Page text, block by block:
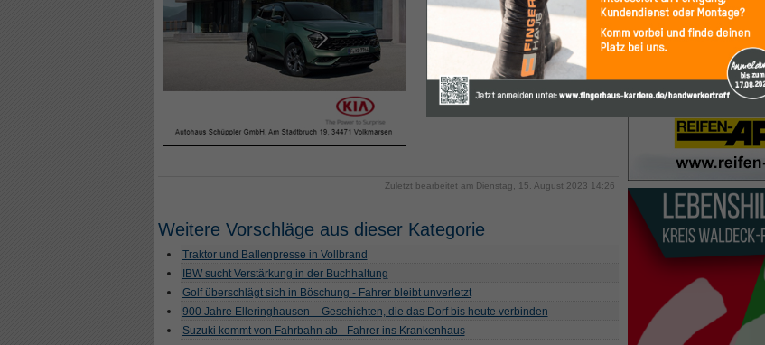
Zuletzt bearbeitet am Dienstag, 15. August 2023 14:26
Weitere Vorschläge aus dieser Kategorie
Traktor und Ballenpresse in Vollbrand
IBW sucht Verstärkung in der Buchhaltung
Golf überschlägt sich in Böschung - Fahrer bleibt unverletzt
900 Jahre Elleringhausen – Geschichten, die das Dorf bis heute verbinden
Suzuki kommt von Fahrbahn ab - Fahrer ins Krankenhaus